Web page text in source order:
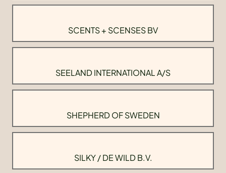
SCENTS + SCENSES BV
SEELAND INTERNATIONAL A/S
SHEPHERD OF SWEDEN
SILKY / DE WILD B.V.